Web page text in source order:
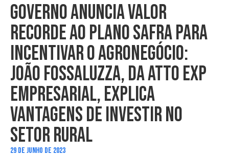
GOVERNO ANUNCIA VALOR
RECORDE AO PLANO SAFRA PARA
INCENTIVAR O AGRONEGÓCIO:
JOÃO FOSSALUZZA, DA ATTO EXP
EMPRESARIAL, EXPLICA
VANTAGENS DE INVESTIR NO
SETOR RURAL
29 DE JUNHO DE 2023